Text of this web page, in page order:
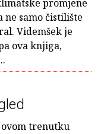
promjene
samo čistilište
Videmšek je
ova knjiga,
ovom trenutku